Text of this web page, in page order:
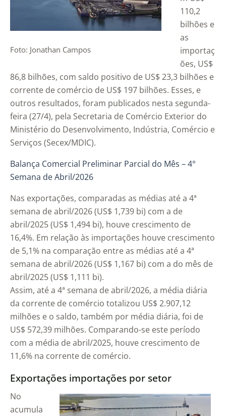
Foto: Jonathan Campos
110,2
bilhões e
as
importaç
ões, US$
86,8 bilhões, com saldo positivo de US$ 23,3 bilhões e
corrente de comércio de US$ 197 bilhões. Esses, e
outros resultados, foram publicados nesta segunda-
feira (27/4), pela Secretaria de Comércio Exterior do
Ministério do Desenvolvimento, Indústria, Comércio e
Serviços (Secex/MDIC).
Balança Comercial Preliminar Parcial do Mês – 4°
Semana de Abril/2026
Nas exportações, comparadas as médias até a 4ª
semana de abril/2026 (US$ 1,739 bi) com a de
abril/2025 (US$ 1,494 bi), houve crescimento de
16,4%. Em relação às importações houve crescimento
de 5,1% na comparação entre as médias até a 4ª
semana de abril/2026 (US$ 1,167 bi) com a do mês de
abril/2025 (US$ 1,111 bi).
Assim, até a 4ª semana de abril/2026, a média diária
da corrente de comércio totalizou US$ 2.907,12
milhões e o saldo, também por média diária, foi de
US$ 572,39 milhões. Comparando-se este período
com a média de abril/2025, houve crescimento de
11,6% na corrente de comércio.
Exportações importações por setor
No
acumula